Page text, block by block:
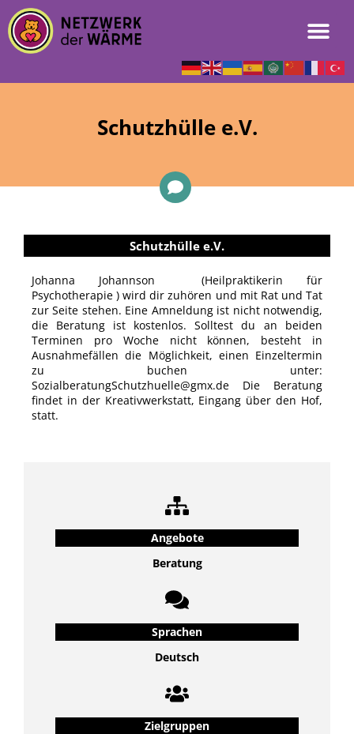
Schutzhülle e.V.
Schutzhülle e.V.
Johanna Johannson (Heilpraktikerin für
Psychotherapie ) wird dir zuhören und mit Rat und Tat
zur Seite stehen. Eine Amneldung ist nicht notwendig,
die Beratung ist kostenlos. Solltest du an beiden
Terminen pro Woche nicht können, besteht in
Ausnahmefällen die Möglichkeit, einen Einzeltermin
zu buchen unter:
SozialberatungSchutzhuelle@gmx.de Die Beratung
findet in der Kreativwerkstatt, Eingang über den Hof,
statt.
Angebote
Beratung
Sprachen
Deutsch
Zielgruppen